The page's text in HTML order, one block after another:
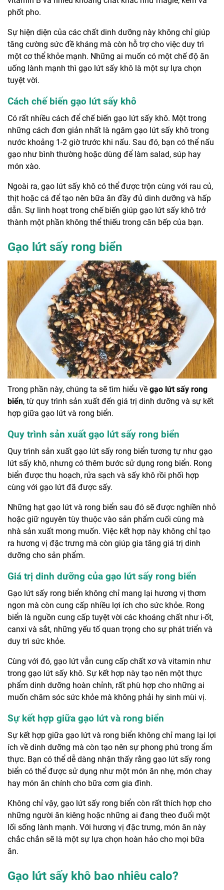
phốt pho.
Sự hiện diện của các chất dinh dưỡng này không chỉ giúp
tăng cường sức đề kháng mà còn hỗ trợ cho việc duy trì
một cơ thể khỏe mạnh. Những ai muốn có một chế độ ăn
uống lành mạnh thì gạo lứt sấy khô là một sự lựa chọn
tuyệt vời.
Cách chế biến gạo lứt sấy khô
Có rất nhiều cách để chế biến gạo lứt sấy khô. Một trong
những cách đơn giản nhất là ngâm gạo lứt sấy khô trong
nước khoảng 1-2 giờ trước khi nấu. Sau đó, bạn có thể nấu
gạo như bình thường hoặc dùng để làm salad, súp hay
món xào.
Ngoài ra, gạo lứt sấy khô có thể được trộn cùng với rau củ,
thịt hoặc cá để tạo nên bữa ăn đầy đủ dinh dưỡng và hấp
dẫn. Sự linh hoạt trong chế biến giúp gạo lứt sấy khô trở
thành một phần không thể thiếu trong căn bếp của bạn.
Gạo lứt sấy rong biển
Trong phần này, chúng ta sẽ tìm hiểu về gạo lứt sấy rong
biển, từ quy trình sản xuất đến giá trị dinh dưỡng và sự kết
hợp giữa gạo lứt và rong biển.
Quy trình sản xuất gạo lứt sấy rong biển
Quy trình sản xuất gạo lứt sấy rong biển tương tự như gạo
lứt sấy khô, nhưng có thêm bước sử dụng rong biển. Rong
biển được thu hoạch, rửa sạch và sấy khô rồi phối hợp
cùng với gạo lứt đã được sấy.
Những hạt gạo lứt và rong biển sau đó sẽ được nghiền nhỏ
hoặc giữ nguyên tùy thuộc vào sản phẩm cuối cùng mà
nhà sản xuất mong muốn. Việc kết hợp này không chỉ tạo
ra hương vị đặc trưng mà còn giúp gia tăng giá trị dinh
dưỡng cho sản phẩm.
Giá trị dinh dưỡng của gạo lứt sấy rong biển
Gạo lứt sấy rong biển không chỉ mang lại hương vị thơm
ngon mà còn cung cấp nhiều lợi ích cho sức khỏe. Rong
biển là nguồn cung cấp tuyệt vời các khoáng chất như i-ốt,
canxi và sắt, những yếu tố quan trọng cho sự phát triển và
duy trì sức khỏe.
Cùng với đó, gạo lứt vẫn cung cấp chất xơ và vitamin như
trong gạo lứt sấy khô. Sự kết hợp này tạo nên một thực
phẩm dinh dưỡng hoàn chỉnh, rất phù hợp cho những ai
muốn chăm sóc sức khỏe mà không phải hy sinh mùi vị.
Sự kết hợp giữa gạo lứt và rong biển
Sự kết hợp giữa gạo lứt và rong biển không chỉ mang lại lợi
ích về dinh dưỡng mà còn tạo nên sự phong phú trong ẩm
thực. Bạn có thể dễ dàng nhận thấy rằng gạo lứt sấy rong
biển có thể được sử dụng như một món ăn nhẹ, món chay
hay món ăn chính cho bữa cơm gia đình.
Không chỉ vậy, gạo lứt sấy rong biển còn rất thích hợp cho
những người ăn kiêng hoặc những ai đang theo đuổi một
lối sống lành mạnh. Với hương vị đặc trưng, món ăn này
chắc chắn sẽ là một sự lựa chọn hoàn hảo cho mọi bữa
ăn.
Gạo lứt sấy khô bao nhiêu calo?